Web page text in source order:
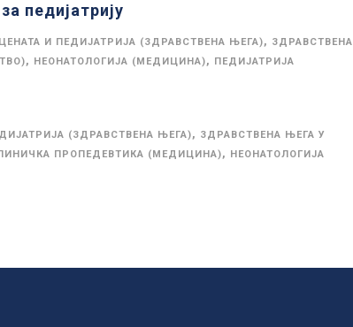
педијатрију
И ПЕДИЈАТРИЈА (ЗДРАВСТВЕНА ЊЕГА), ЗДРАВСТВЕНА
, НЕОНАТОЛОГИЈА (МЕДИЦИНА), ПЕДИЈАТРИЈА
(ЗДРАВСТВЕНА ЊЕГА), ЗДРАВСТВЕНА ЊЕГА У
ПРОПЕДЕВТИКА (МЕДИЦИНА), НЕОНАТОЛОГИЈА